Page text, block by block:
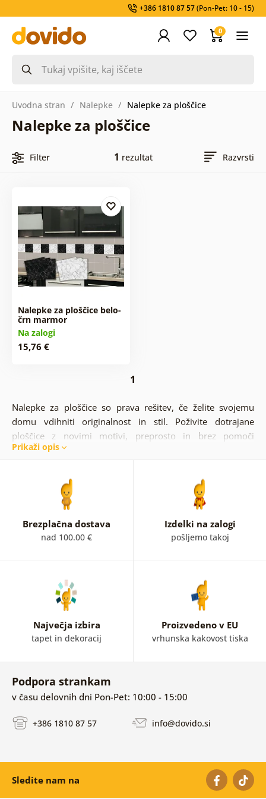
+386 1810 87 57(Pon-Pet: 10 - 15)
0
Uvodna stran Nalepke Nalepke za ploščice
Nalepke za ploščice
Filter 1 rezultat Razvrsti
Nalepke za ploščice belo-
črn marmor
Na zalogi
15,76 €
1
Nalepke za ploščice so prava rešitev, če želite svojemu
domu vdihniti originalnost in stil. Poživite dotrajane
ploščice z novimi motivi, preprosto in brez pomoči
strokovnjakov in posebnih veščin. S samolepilnimi
primerne za vsak interjer. Dizajn je namenjen poživitvi
kopalnic, kuhinj, omaric in drugih delov prostorov.
Prikaži opis
Brezplačna dostava
nad 100.00 €
Izdelki na zalogi
pošljemo takoj
Največja izbira
tapet in dekoracij
Proizvedeno v EU
vrhunska kakovost tiska
Podpora strankam
v času delovnih dni Pon-Pet: 10:00 - 15:00
+386 1810 87 57 info@dovido.si
Sledite nam na